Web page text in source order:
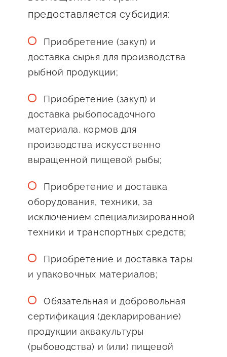
Конкурсы для
предпринимателей
АвтоУСН
Иностранным гражданам
Сервисы для бизнеса
Общая информация
Органы управления и надзора
Контакты
предоставляется субсидия:
Приобретение (закуп) и
доставка сырья для производства
рыбной продукции;
Приобретение (закуп) и
доставка рыбопосадочного
материала, кормов для
производства искусственно
выращенной пищевой рыбы;
Приобретение и доставка
оборудования, техники, за
исключением специализированной
техники и транспортных средств;
Приобретение и доставка тары
и упаковочных материалов;
Обязательная и добровольная
сертификация (декларирование)
продукции аквакультуры
(рыбоводства) и (или) пищевой